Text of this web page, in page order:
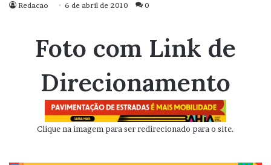
Redacao 6 de abril de 2010 0
Foto com Link de
Direcionamento
Clique na imagem para ser redirecionado para o site.